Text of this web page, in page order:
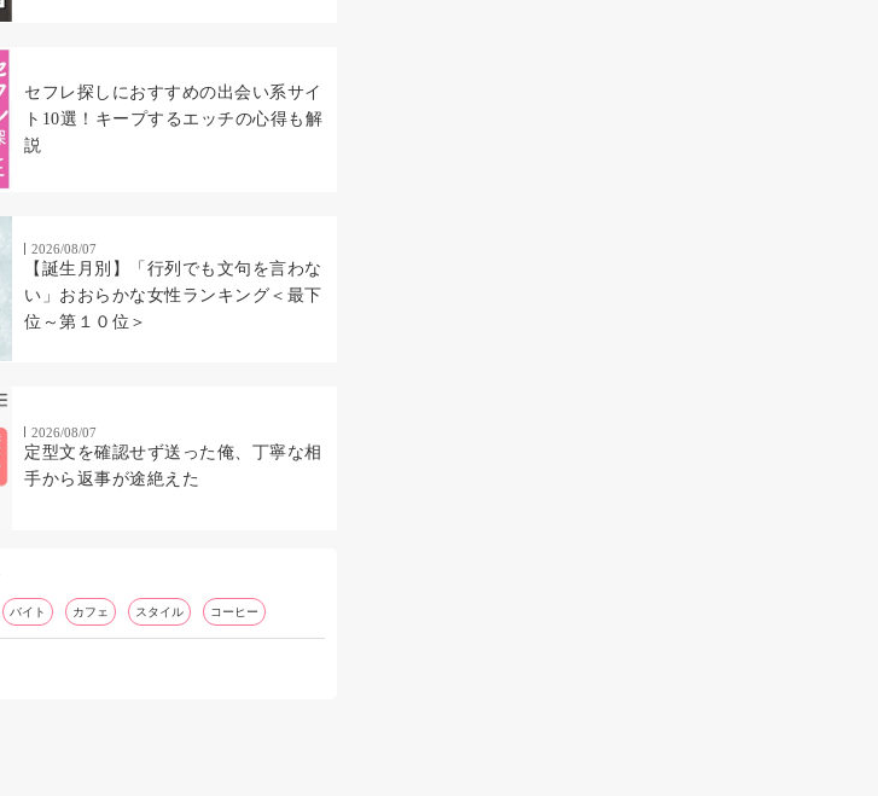
セフレ探しにおすすめの出会い系サイ
ト10選！キープするエッチの心得も解
説
2026/08/07
【誕生月別】「行列でも文句を言わな
い」おおらかな女性ランキング＜最下
位～第１０位＞
2026/08/07
定型文を確認せず送った俺、丁寧な相
手から返事が途絶えた
バイト カフェ スタイル コーヒー